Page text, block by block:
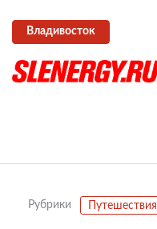
Владивосток
Рубрики Путешествия